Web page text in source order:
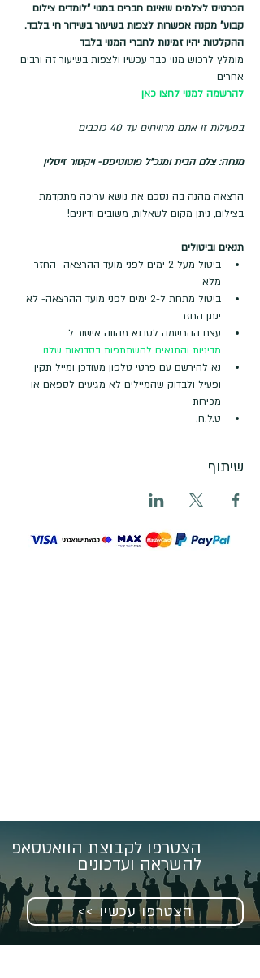
הכרטיס לצלמים שאינם חברים במנוי "לומדים צילום
קבוע" מקנה אפשרות לצפות בשיעור בשידור חי בלבד.
ההקלטות יהיו זמינות לחברי המנוי בלבד
מומלץ לרכוש מנוי כבר עכשיו ולצפות בשיעור זה ורבים
אחרים
להרשמה למנוי לחצו כאן
בפעילות זו אתם מרוויחים עד 40 כוכבים
מנחה: צלם הבית ומנכ"ל פוטוטיפס- ויקטור זיסלין
הרצאה מהנה בה נסכם את נושא עריכה מתקדמת
בצילום, ניתן מקום לשאלות, משובים ודיונים!
תנאים וביטולים
ביטול מעל 2 ימים לפני מועד ההרצאה- החזר
מלא
ביטול מתחת ל-2 ימים לפני מועד ההרצאה- לא
ינתן החזר
עצם ההרשמה לסדנא מהווה אישור ל
מדיניות והתנאים להשתתפות בסדנאות שלנו
נא להירשם עם פרטי טלפון מעודכן ומייל תקין
ופעיל ולבדוק שהמיילים לא מגיעים לספאם או
מכירות
ט.ל.ח.
שיתוף
הצטרפו לקבוצת הוואטסאפ
להשראה ועדכונים
<< הצטרפו עכשיו